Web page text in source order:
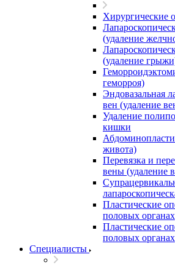
Хирургические
(удаление
(удаление
геморроя)
Эндовазальная
вен (удаление
Удаление
кишки
живота)
Перевязка и
вены (удаление
Пластические
половых органах
Пластические
половых органах
Специалисты